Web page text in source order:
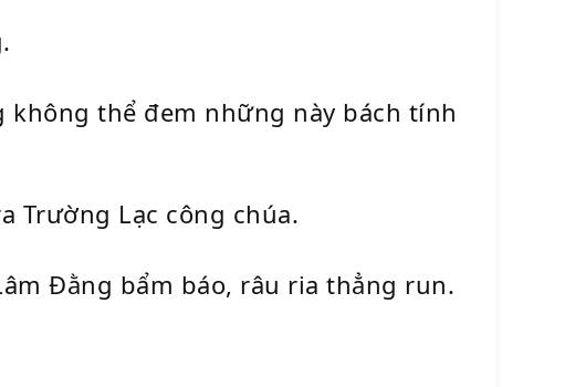
thể đem những này bách tính
Trường Lạc công chúa.
Đằng bẩm báo, râu ria thẳng run.